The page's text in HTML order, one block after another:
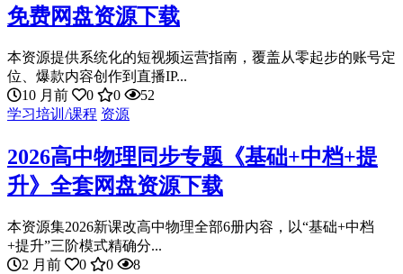
免费网盘资源下载
本资源提供系统化的短视频运营指南，覆盖从零起步的账号定
位、爆款内容创作到直播IP...
10 月前
0 0
52
学习培训/课程 资源
2026高中物理同步专题《基础+中档+提
升》全套网盘资源下载
本资源集2026新课改高中物理全部6册内容，以“基础+中档
+提升”三阶模式精确分...
2 月前
0 0
8